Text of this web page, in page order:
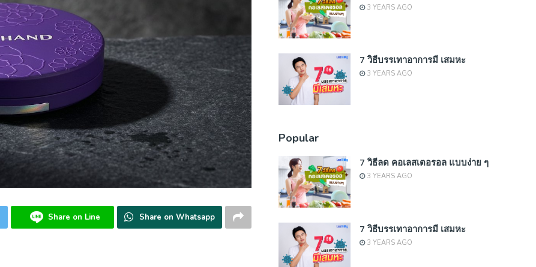
Share on Line Share on Whatsapp
3 YEARS AGO
7 วิธีบรรเทาอาการมี เสมหะ
3 YEARS AGO
Popular
7 วิธีลด คอเลสเตอรอล แบบง่าย ๆ
3 YEARS AGO
7 วิธีบรรเทาอาการมี เสมหะ
3 YEARS AGO